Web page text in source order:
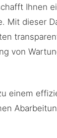
Ihnen
Mit dieser
von
einem